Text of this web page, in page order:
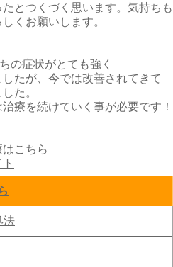
とつくづく思います。気持ちも
くお願いします。
の症状がとても強く
たが、今では改善されてきて
た。
療を続けていく事が必要です！
こちら
法